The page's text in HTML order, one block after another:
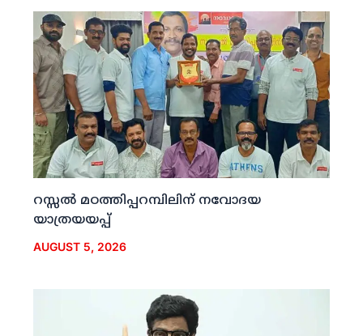
റസ്സല്‍ മഠത്തിപ്പറമ്പിലിന് നവോദയ
യാത്രയയപ്പ്
AUGUST 5, 2026